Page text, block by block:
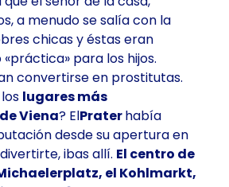
a menudo se salía con la
chicas y éstas eran
para los hijos.
convertirse en prostitutas.
lugares más
Viena? ElPraterhabía
desde su apertura en
ibas allí. El centro de
el Kohlmarkt,